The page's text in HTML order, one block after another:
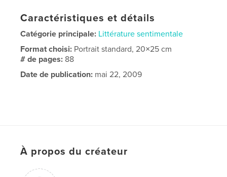
Caractéristiques et détails
Catégorie principale: Littérature sentimentale
Format choisi: Portrait standard, 20×25 cm
# de pages: 88
Date de publication: mai 22, 2009
À propos du créateur